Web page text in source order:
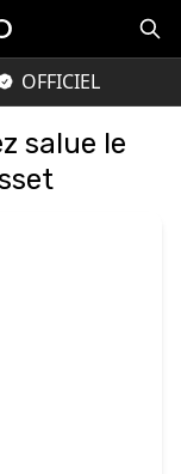
OFFICIEL
salue le